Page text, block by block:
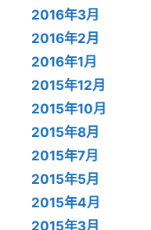
2016年3月
2016年2月
2016年1月
2015年12月
2015年10月
2015年8月
2015年7月
2015年5月
2015年4月
2015年3月